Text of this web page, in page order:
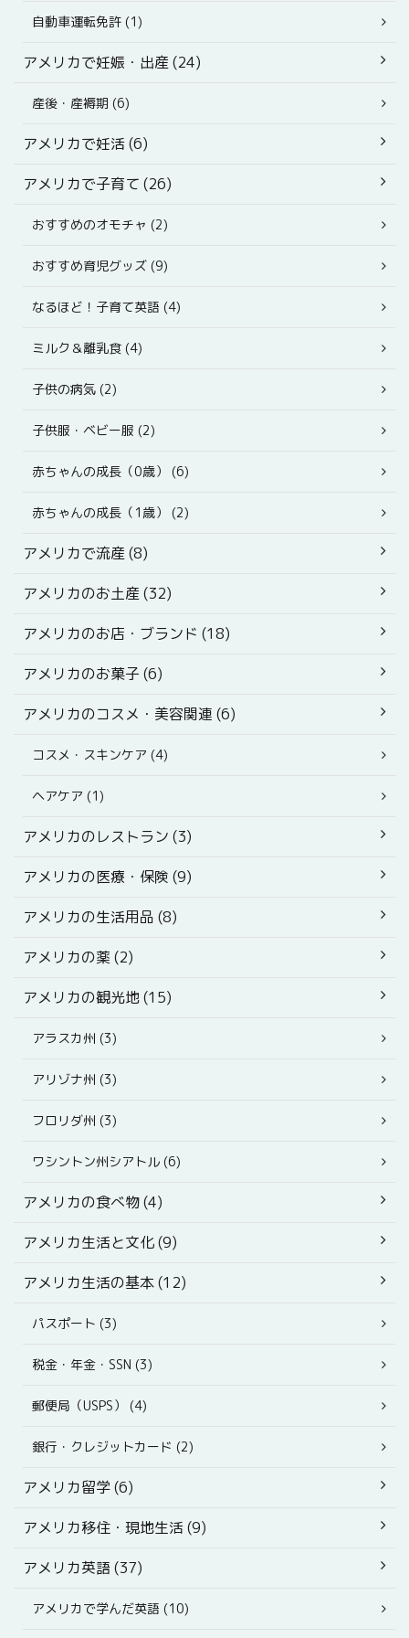
自動車運転免許 (1)
アメリカで妊娠・出産 (24)
産後・産褥期 (6)
アメリカで妊活 (6)
アメリカで子育て (26)
おすすめのオモチャ (2)
おすすめ育児グッズ (9)
なるほど！子育て英語 (4)
ミルク＆離乳食 (4)
子供の病気 (2)
子供服・ベビー服 (2)
赤ちゃんの成長（0歳） (6)
赤ちゃんの成長（1歳） (2)
アメリカで流産 (8)
アメリカのお土産 (32)
アメリカのお店・ブランド (18)
アメリカのお菓子 (6)
アメリカのコスメ・美容関連 (6)
コスメ・スキンケア (4)
ヘアケア (1)
アメリカのレストラン (3)
アメリカの医療・保険 (9)
アメリカの生活用品 (8)
アメリカの薬 (2)
アメリカの観光地 (15)
アラスカ州 (3)
アリゾナ州 (3)
フロリダ州 (3)
ワシントン州シアトル (6)
アメリカの食べ物 (4)
アメリカ生活と文化 (9)
アメリカ生活の基本 (12)
パスポート (3)
税金・年金・SSN (3)
郵便局（USPS） (4)
銀行・クレジットカード (2)
アメリカ留学 (6)
アメリカ移住・現地生活 (9)
アメリカ英語 (37)
アメリカで学んだ英語 (10)